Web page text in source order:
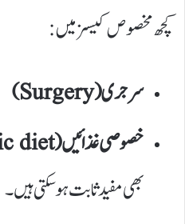
کچھ مخصوص کیسز میں:
سرجری (Surgery)
خصوصی غذائیں (Ketogenic diet)
بھی مفید ثابت ہو سکتی ہیں۔